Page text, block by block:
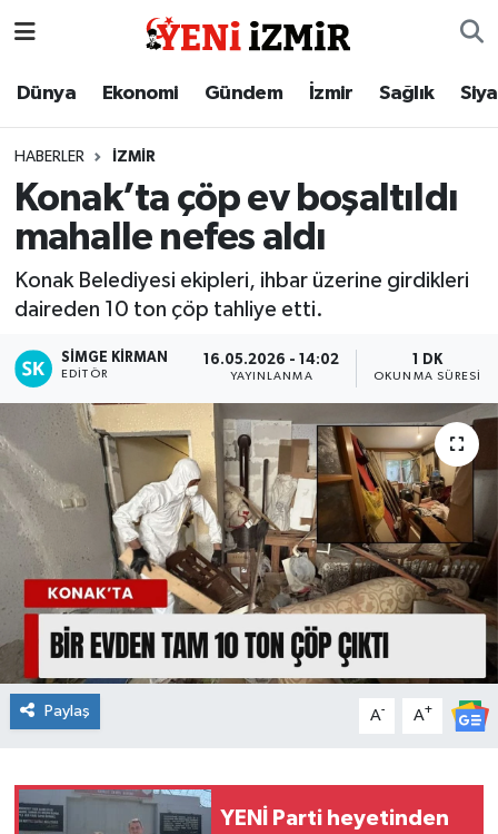
Dünya Ekonomi Gündem İzmir Sağlık
HABERLER İZMIR
Konak’ta çöp ev boşaltıldı
mahalle nefes aldı
Konak Belediyesi ekipleri, ihbar üzerine girdikleri
daireden 10 ton çöp tahliye etti.
SIMGE KİRMAN
EDITÖR
16.05.2026 - 14:02
YAYINLANMA
1 DK
OKUNMA SÜRESI
Paylaş A- A+
YENİ Parti heyetinden
Dünya
Gündem
İzmir
Sağlık
Siyaset
Magazin
Resmi İlanlar
Teknoloji
Tatil ve Seyahat
Çevre
İzmir Nöbetçi Eczaneler
İzmir Namaz Vakitleri
İzmir Trafik Yoğunluk Haritası
Süper Lig Puan Durumu ve Fikstür
Tüm Manşetler
Son Dakika Haberleri
Haber Arşivi